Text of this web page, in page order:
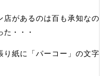
があるのは百も承知なの
・・・
紙に「パーコー」の文字